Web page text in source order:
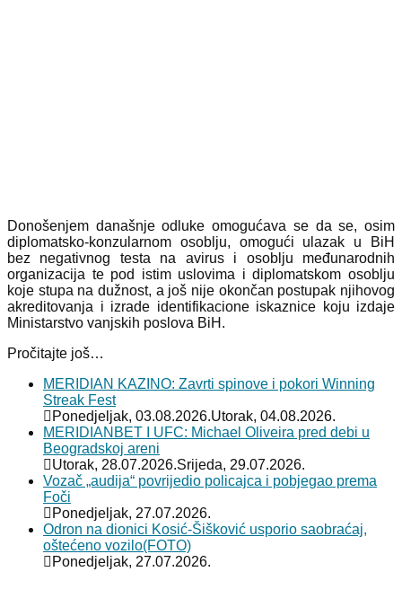
Donošenjem današnje odluke omogućava se da se, osim
diplomatsko-konzularnom osoblju, omogući ulazak u BiH
bez negativnog testa na avirus i osoblju međunarodnih
organizacija te pod istim uslovima i diplomatskom osoblju
koje stupa na dužnost, a još nije okončan postupak njihovog
akreditovanja i izrade identifikacione iskaznice koju izdaje
Ministarstvo vanjskih poslova BiH.
Pročitajte još…
MERIDIAN KAZINO: Zavrti spinove i pokori Winning
Streak Fest
Ponedjeljak, 03.08.2026.Utorak, 04.08.2026.
MERIDIANBET I UFC: Michael Oliveira pred debi u
Beogradskoj areni
Utorak, 28.07.2026.Srijeda, 29.07.2026.
Vozač „audija“ povrijedio policajca i pobjegao prema
Foči
Ponedjeljak, 27.07.2026.
Odron na dionici Kosić-Šišković usporio saobraćaj,
oštećeno vozilo(FOTO)
Ponedjeljak, 27.07.2026.